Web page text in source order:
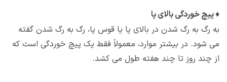
♦پیچ خوردگی بالای پا
به رگ به رگ شدن در بالای پا یا قوس پا، رگ به رگ شدن گفته
می شود. در بیشتر موارد، معمولاً فقط یک پیچ خوردگی است که
از چند روز تا چند هفته طول می کشد.